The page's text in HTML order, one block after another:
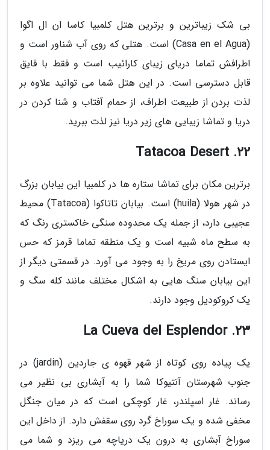
بی شک زیباترین و برترین هتل کلمبیا کاسا ان ال اگوا
(Casa en el Agua) است. هتلی که روی آب شناور است و
اطرافش تماما دریای زیبای کارائیب است و فقط با قایق
قابل دسترسی است. در این هتل شما می توانید علاوه بر
لذت بردن از طبیعت اطراف، از حمام آفتاب و شنا کردن در
دریا و تماشا زیبایی های زیر دریا نیز لذت ببرید.
22. Tatacoa Desert
برترین مکان برای تماشا ستاره ها در کلمبیا این بیابان بزرگ
در شهر هولا (huila) است. بیابان تاتاکوا (Tatacoa) محیط
عجیبی دارد، از جمله یک محدوده سنگی خاکستری رنگ که
به سطح ماه شبیه است و یک منطقه تماما قرمز که حس
ایستادن روی مریخ را به وجود می آورد. در قسمتی دیگر از
این بیابان سنگ هایی به اشکال مختلف مانند کله سگ و
یک کروکودیل وجود دارند.
23. La Cueva del Esplendor
یک پیاده روی کوتاه از شهر قهوه ی جاردین (jardin) در
جنوب شهرستان آنتیوکا شما را به آبشاری بی نظیر می
رساند. غار اسپلندر، غار کوچکی است که در میان جنگل
مخفی شده و یک سوراخ گرد روی سقفش دارد. از داخل این
سوراخ آبشاری به درون یک دریاچه می ریزد و شما می